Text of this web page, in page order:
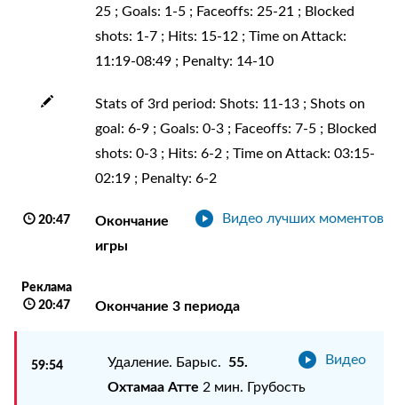
25 ; Goals: 1-5 ; Faceoffs: 25-21 ; Blocked
shots: 1-7 ; Hits: 15-12 ; Time on Attack:
11:19-08:49 ; Penalty: 14-10
Stats of 3rd period: Shots: 11-13 ; Shots on
goal: 6-9 ; Goals: 0-3 ; Faceoffs: 7-5 ; Blocked
shots: 0-3 ; Hits: 6-2 ; Time on Attack: 03:15-
02:19 ; Penalty: 6-2
20:47 Видео лучших моментов
Окончание
игры
Реклама
20:47
Окончание 3 периода
59:54 Видео
Удаление. Барыс. 55.
Охтамаа Атте 2 мин. Грубость